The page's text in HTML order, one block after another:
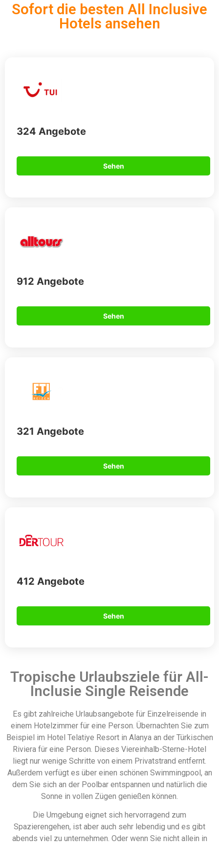
Sofort die besten All Inclusive
Hotels ansehen
324 Angebote
Sehen
912 Angebote
Sehen
321 Angebote
Sehen
412 Angebote
Sehen
Tropische Urlaubsziele für All-
Inclusie Single Reisende
Es gibt zahlreiche Urlaubsangebote für Einzelreisende in
einem Hotelzimmer für eine Person. Übernachten Sie zum
Beispiel im Hotel Telatiye Resort in Alanya an der Türkischen
Riviera für eine Person. Dieses Viereinhalb-Sterne-Hotel
liegt nur wenige Schritte von einem Privatstrand entfernt.
Außerdem verfügt es über einen schönen Swimmingpool, an
dem Sie sich an der Poolbar entspannen und natürlich die
Sonne in vollen Zügen genießen können.
Die Umgebung eignet sich hervorragend zum
Spazierengehen, ist aber auch sehr lebendig und es gibt
abends viel zu unternehmen. Oder wenn Sie nicht allein in